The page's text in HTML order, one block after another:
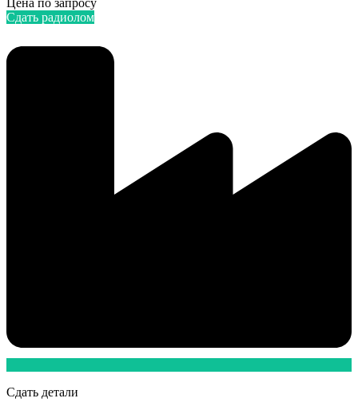
Цена по запросу
Сдать радиолом
Сдать детали